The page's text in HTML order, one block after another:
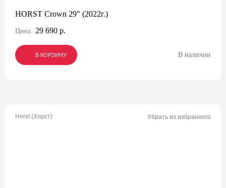
HORST Crown 29" (2022г.)
Цена: 29 690 р.
В КОРЗИНУ
В КОРЗИНУ
В КОРЗИНУ В наличии
Horst (Хорст) Убрать из избранного